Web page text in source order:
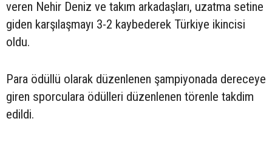
veren Nehir Deniz ve takım arkadaşları, uzatma setine
giden karşılaşmayı 3-2 kaybederek Türkiye ikincisi
oldu.
Para ödüllü olarak düzenlenen şampiyonada dereceye
giren sporculara ödülleri düzenlenen törenle takdim
edildi.